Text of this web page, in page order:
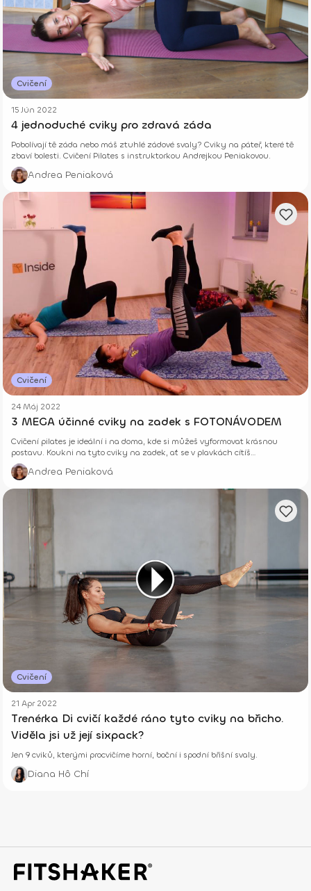
Cvičení
15 Jún 2022
4 jednoduché cviky pro zdravá záda
Pobolívají tě záda nebo máš ztuhlé zádové svaly? Cviky na páteř, které tě
zbaví bolesti. Cvičení Pilates s instruktorkou Andrejkou Peniakovou.
Andrea Peniaková
Cvičení
24 Máj 2022
3 MEGA účinné cviky na zadek s FOTONÁVODEM
Cvičení pilates je ideální i na doma, kde si můžeš vyformovat krásnou
postavu. Koukni na tyto cviky na zadek, ať se v plavkách cítíš
fantasticky.
Andrea Peniaková
Cvičení
21 Apr 2022
Trenérka Di cvičí každé ráno tyto cviky na břicho.
Viděla jsi už její sixpack?
Jen 9 cviků, kterými procvičíme horní, boční i spodní břišní svaly.
Diana Hô Chí